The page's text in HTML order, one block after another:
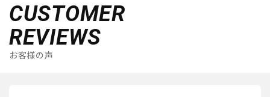
CUSTOMER
REVIEWS
お客様の声